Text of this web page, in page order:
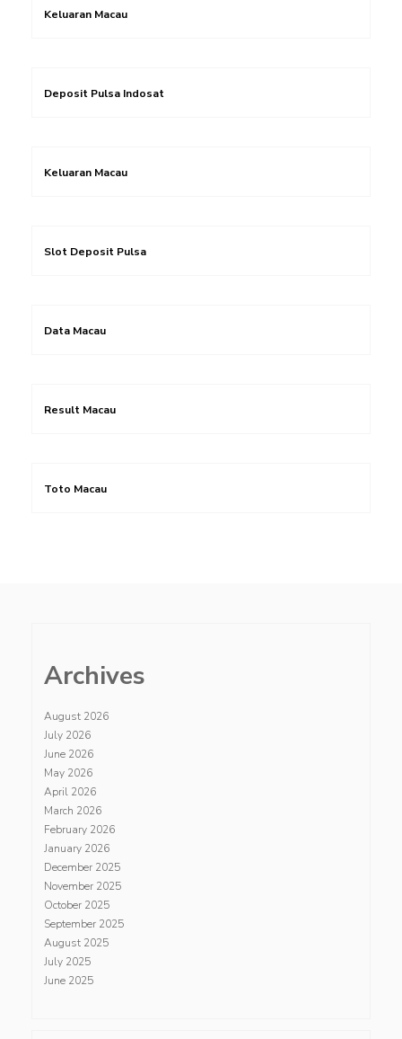
Keluaran Macau
Deposit Pulsa Indosat
Keluaran Macau
Slot Deposit Pulsa
Data Macau
Result Macau
Toto Macau
Archives
August 2026
July 2026
June 2026
May 2026
April 2026
March 2026
February 2026
January 2026
December 2025
November 2025
October 2025
September 2025
August 2025
July 2025
June 2025